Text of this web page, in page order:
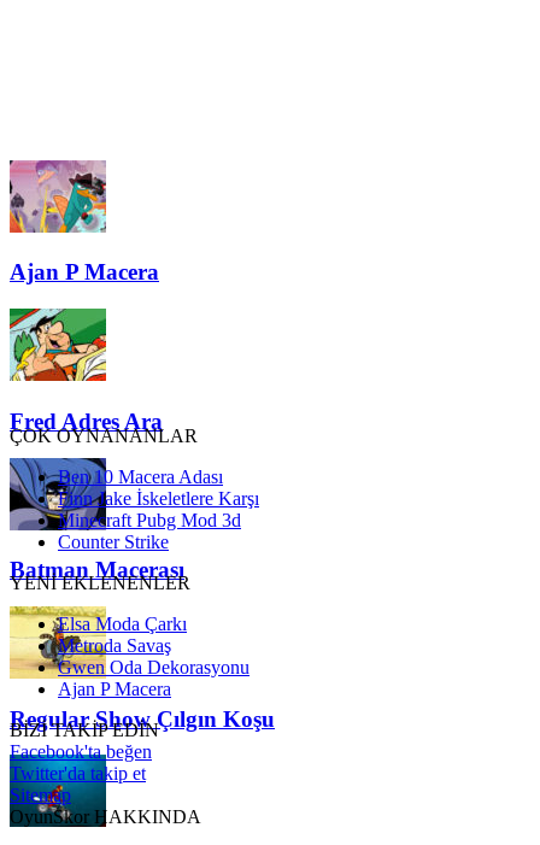
Ajan P Macera
Fred Adres Ara
Batman Macerası
Regular Show Çılgın Koşu
ÇOK OYNANANLAR
Ben 10 Macera Adası
Finn Jake İskeletlere Karşı
Minecraft Pubg Mod 3d
Counter Strike
YENİ EKLENENLER
Elsa Moda Çarkı
Metroda Savaş
Gwen Oda Dekorasyonu
Ajan P Macera
BİZİ TAKİP EDİN
Facebook'ta beğen
Twitter'da takip et
Sitemap
OyunSkor HAKKINDA